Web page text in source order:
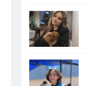
конфликта